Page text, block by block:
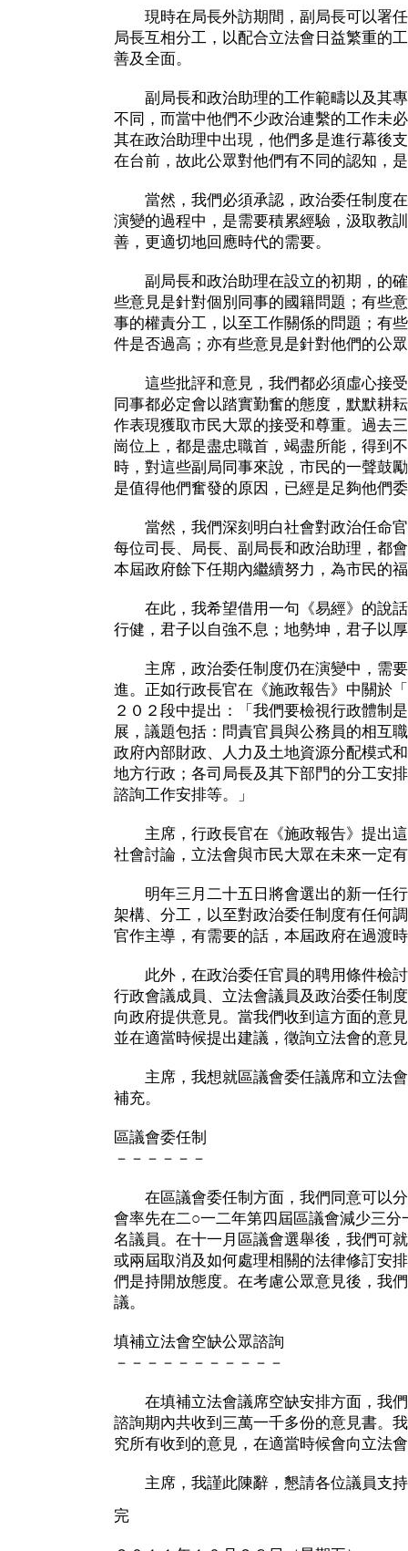
現時在局長外訪期間，副局長可以署任
局長互相分工，以配合立法會日益繁重的
善及全面。
副局長和政治助理的工作範疇以及其專
不同，而當中他們不少政治連繫的工作未
其在政治助理中出現，他們多是進行幕後
在台前，故此公眾對他們有不同的認知，
當然，我們必須承認，政治委任制度在
演變的過程中，是需要積累經驗，汲取教
善，更適切地回應時代的需要。
副局長和政治助理在設立的初期，的確
些意見是針對個別同事的國籍問題；有些
事的權責分工，以至工作關係的問題；有
件是否過高；亦有些意見是針對他們的公
這些批評和意見，我們都必須虛心接受
同事都必定會以踏實勤奮的態度，默默耕
作表現獲取市民大眾的接受和尊重。過去
崗位上，都是盡忠職首，竭盡所能，得到
時，對這些副局同事來說，市民的一聲鼓
是值得他們奮發的原因，已經是足夠他們
當然，我們深刻明白社會對政治任命官
每位司長、局長、副局長和政治助理，都
本屆政府餘下任期內繼續努力，為市民的
在此，我希望借用一句《易經》的說話
行健，君子以自強不息；地勢坤，君子以
主席，政治委任制度仍在演變中，需要
進。正如行政長官在《施政報告》中關於
２０２段中提出：「我們要檢視行政體制
展，議題包括：問責官員與公務員的相互
政府內部財政、人力及土地資源分配模式
地方行政；各司局長及其下部門的分工安
諮詢工作安排等。」
主席，行政長官在《施政報告》提出這
社會討論，立法會與市民大眾在未來一定
明年三月二十五日將會選出的新一任行
架構、分工，以至對政治委任制度有任何
官作主導，有需要的話，本屆政府在過渡
此外，在政治委任官員的聘用條件檢討
行政會議成員、立法會議員及政治委任制
向政府提供意見。當我們收到這方面的意
並在適當時候提出建議，徵詢立法會的意
主席，我想就區議會委任議席和立法會
補充。
區議會委任制
－－－－－－
在區議會委任制方面，我們同意可以分
會率先在二○一二年第四屆區議會減少三
名議員。在十一月區議會選舉後，我們可
或兩屆取消及如何處理相關的法律修訂安
們是持開放態度。在考慮公眾意見後，我
議。
填補立法會空缺公眾諮詢
－－－－－－－－－－－
在填補立法會議席空缺安排方面，我們
諮詢期內共收到三萬一千多份的意見書。
究所有收到的意見，在適當時候會向立法
主席，我謹此陳辭，懇請各位議員支持
完